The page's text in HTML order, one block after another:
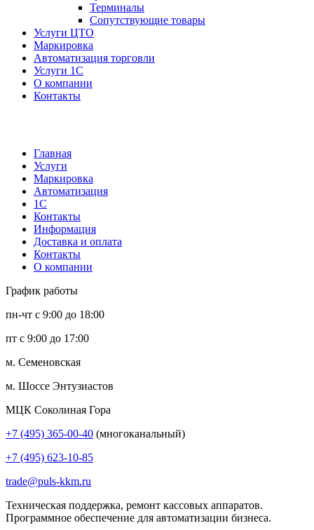
Терминалы
Сопутствующие товары
Услуги ЦТО
Маркировка
Автоматизация торговли
Услуги 1С
О компании
Контакты
Главная
Услуги
Маркировка
Автоматизация
1С
Контакты
Информация
Доставка и оплата
Контакты
О компании
График работы
пн-чт с 9:00 до 18:00
пт с 9:00 до 17:00
м. Семеновская
м. Шоссе Энтузиастов
МЦК Соколиная Гора
+7 (495) 365-00-40 (многоканальный)
+7 (495) 623-10-85
trade@puls-kkm.ru
Техническая поддержка, ремонт кассовых аппаратов.
Программное обеспечение для автоматизации бизнеса.